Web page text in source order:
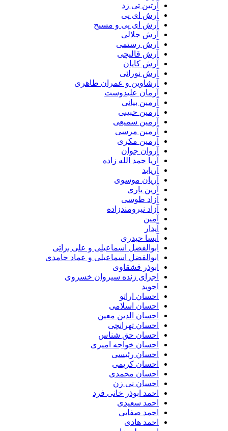
آرتین تی زد
آرش ای پی
آرش ای پی و مسیح
آرش جلالی
آرش رستمی
آرش قالیچی
آرش کایان
آرش نورائی
آرشاوین و عمران طاهری
آرمان علیدوست
آرمین بیانی
آرمین حبیبی
آرمین سمیعی
آرمین مرسی
آرمین مکری
آروان جوان
آریا حمد الله زاده
آریابد
آریان موسوی
آرین یاری
آزاد طوسی
آزاد نیرومندزاده
آمین
آیدار
آیسا حیدری
ابوالفضل اسماعیلی و علی براتی
ابوالفضل اسماعیلی و عماد حامدی
ابوذر قشقاوی
اجرای زنده سیروان خسروی
اجوید
احسان اراتو
احسان اسلامی
احسان الدین معین
احسان تهرانچی
احسان حق شناس
احسان خواجه امیری
احسان رئیسی
احسان کریمی
احسان محمدی
احسان نی زن
احمد ابوذر خانی فرد
احمد سعیدی
احمد صفایی
احمد هادی